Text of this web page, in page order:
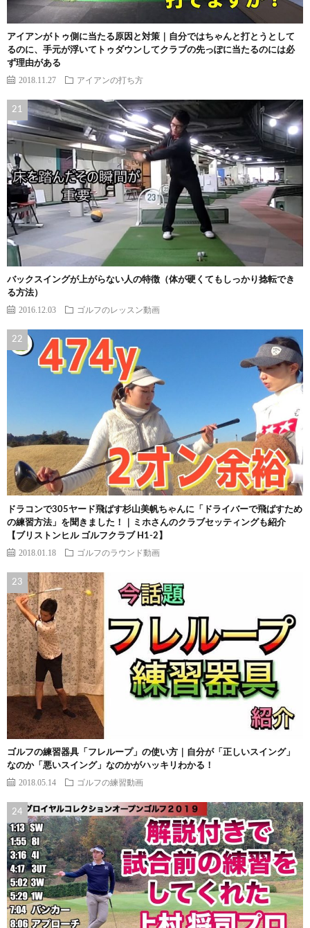
アイアンがトゥ側に当たる原因と対策｜自分ではちゃんと打とうとして
るのに、手元が浮いてトゥダウンしてクラブの先っぽに当たるのには必
ず理由がある
2018.11.27 アイアンの打ち方
バックスイングが上がらない人の特徴（体が硬くてもしっかり捻転でき
る方法）
2016.12.03 ゴルフのレッスン動画
ドラコンで305ヤード飛ばす杉山美帆ちゃんに「ドライバーで飛ばすため
の練習方法」を聞きました！｜ミホさんのクラブセッティングも紹介
【ブリストンヒル ゴルフクラブ H1-2】
2018.01.18 ゴルフのラウンド動画
ゴルフの練習器具「フレループ」の使い方｜自分が「正しいスイング」
なのか「悪いスイング」なのかがハッキリわかる！
2018.05.14 ゴルフの練習動画